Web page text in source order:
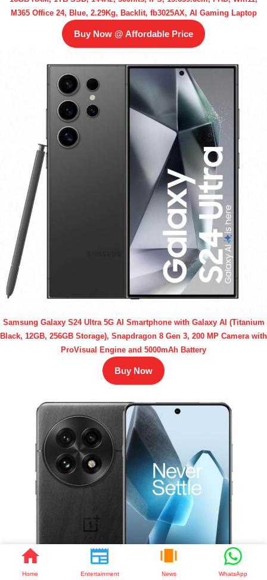
Home Entertainment News WhatsApp
M365 Office 24, Blue, 2.29Kg, Backlit, fb3025AX, AI Gaming Laptop
Buy Now @ Affordable Price
Samsung Galaxy S24 Ultra 5G AI Smartphone with Galaxy AI (Titanium
Black, 12GB, 256GB Storage), Snapdragon 8 Gen 3, 200 MP Camera with
ProVisual Engine and 5000mAh Battery
Buy Now